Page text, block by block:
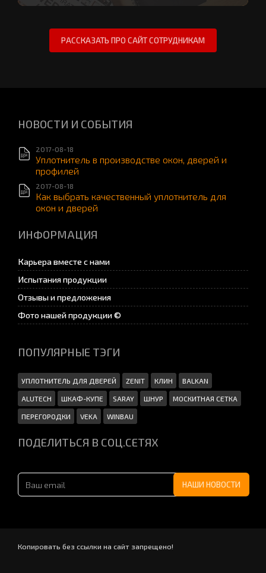
НОВОСТИ И СОБЫТИЯ
2017-08-18
Уплотнитель в производстве окон, дверей и
профилей
2017-08-18
Как выбрать качественный уплотнитель для
окон и дверей
ИНФОРМАЦИЯ
Карьера вместе с нами
Испытания продукции
Отзывы и предложения
Фото нашей продукции ©
ПОПУЛЯРНЫЕ ТЭГИ
УПЛОТНИТЕЛЬ ДЛЯ ДВЕРЕЙ ZENIT КЛИН BALKAN
ALUTECH ШКАФ-КУПЕ SARAY ШНУР МОСКИТНАЯ СЕТКА
ПЕРЕГОРОДКИ VEKA WINBAU
ПОДЕЛИТЬСЯ В СОЦ.СЕТЯХ
Копировать без ссылки на сайт запрещено!